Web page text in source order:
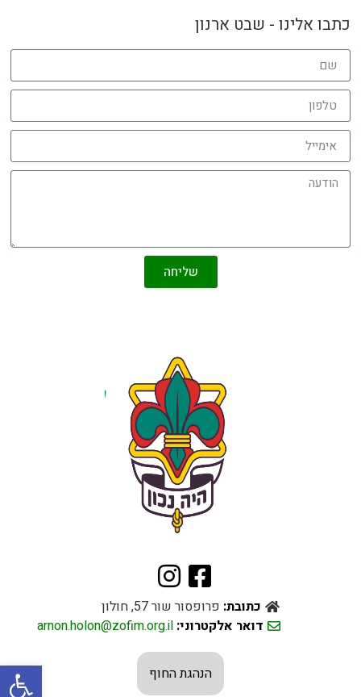
פתח
כתובת: פרופסור שור 57, חולון
דואר אלקטרוני: arnon.holon@zofim.org.il
הנהגת החוף
כתבו אלינו - שבט ארנון
שליחה